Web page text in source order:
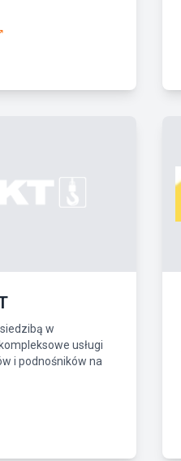
w
usługi
i podnośników na